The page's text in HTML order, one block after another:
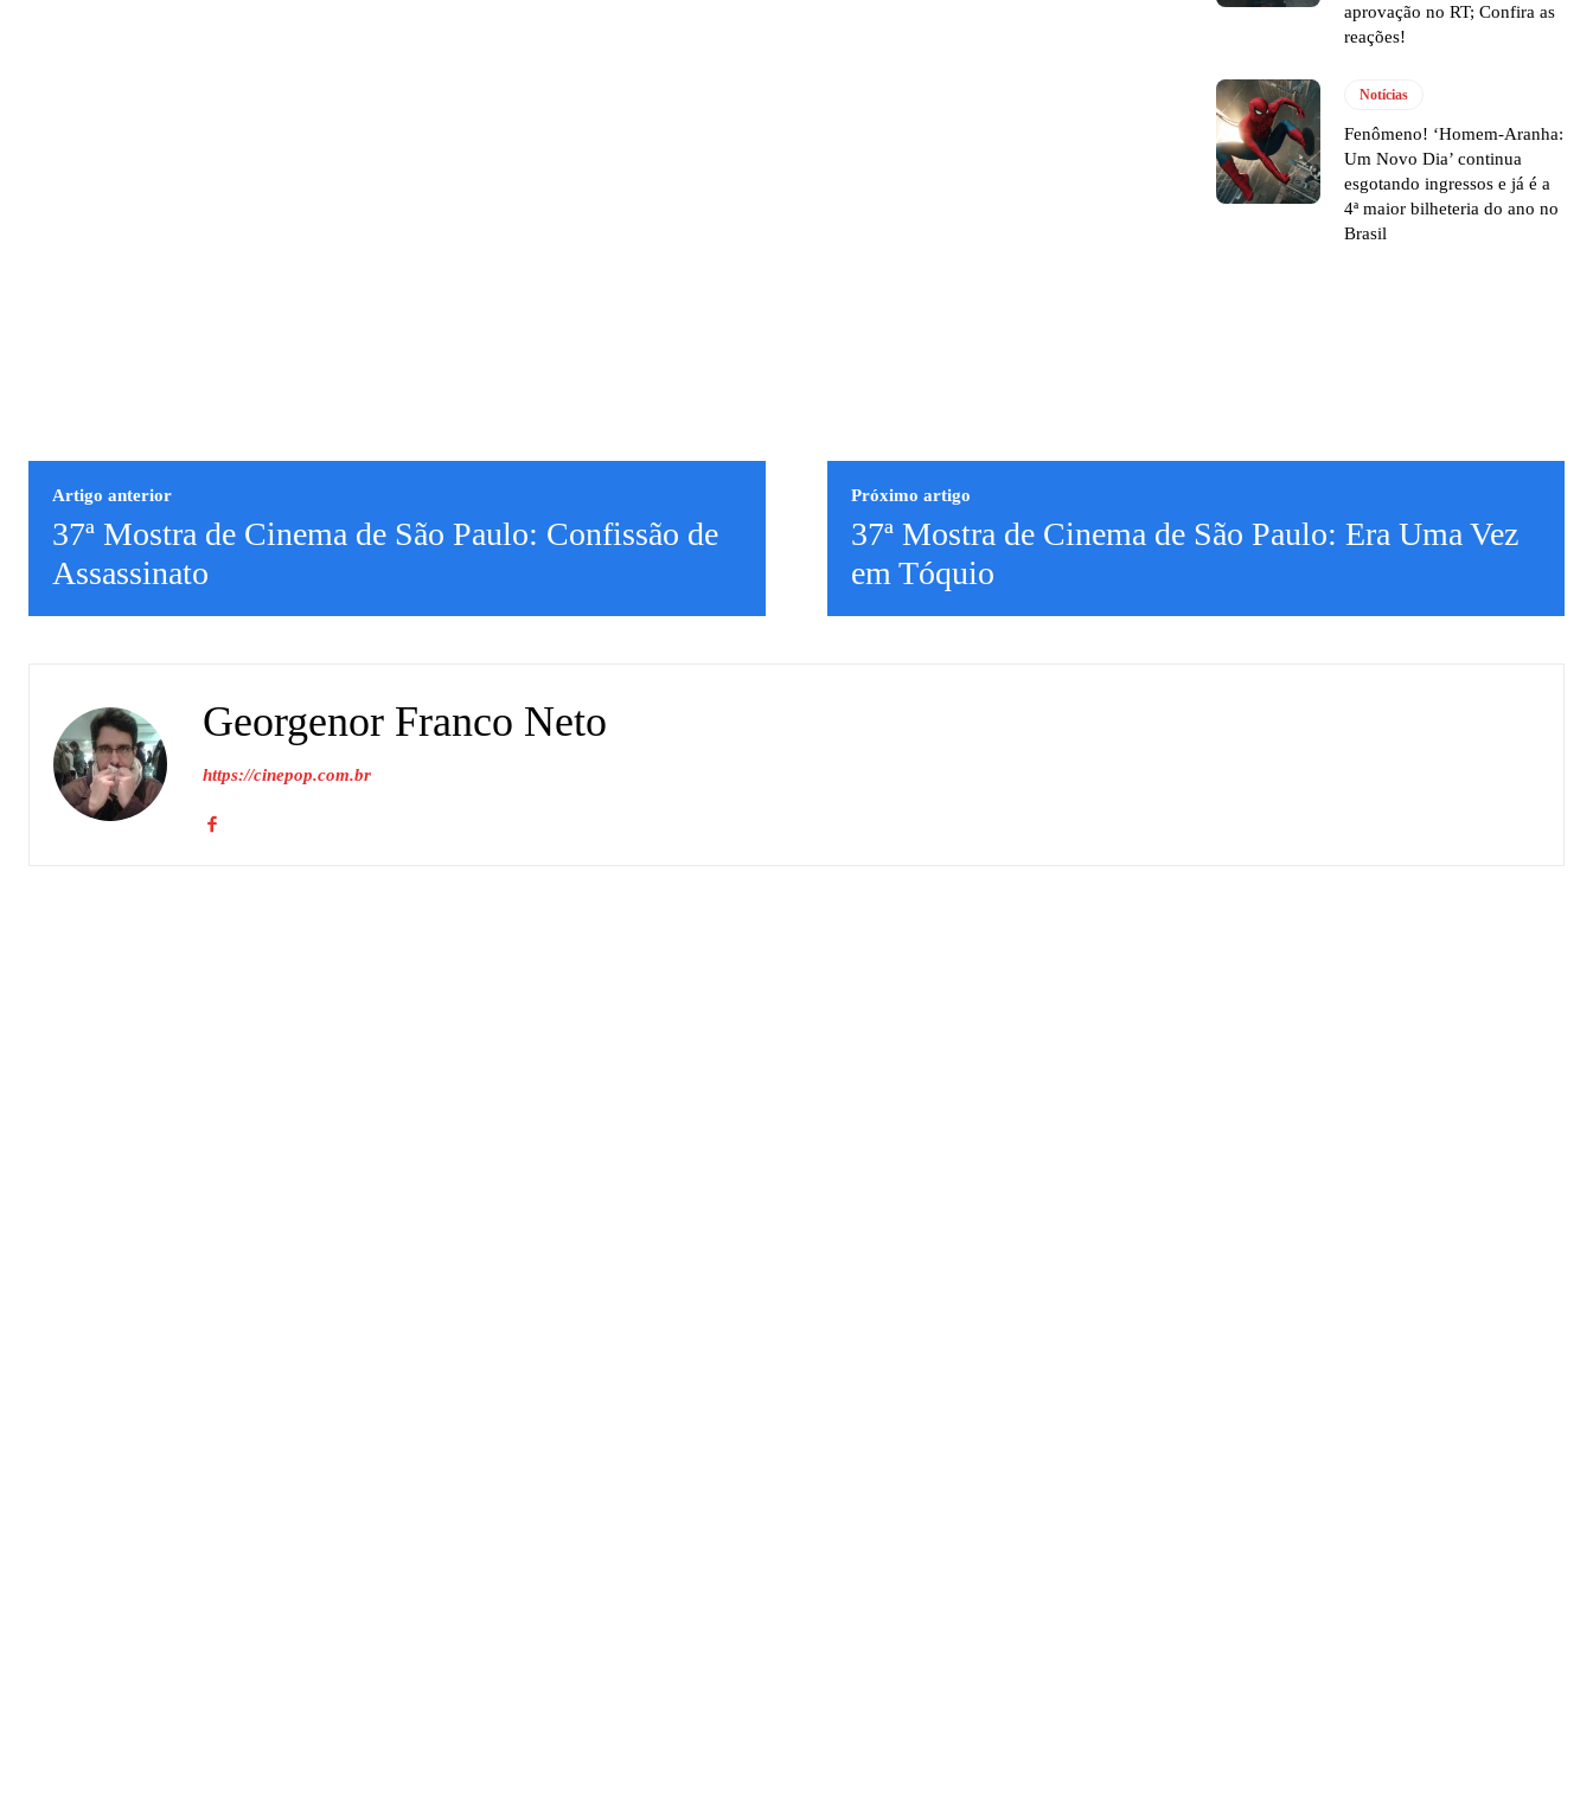
aprovação no RT; Confira as
reações!
Notícias
Fenômeno! ‘Homem-Aranha:
Um Novo Dia’ continua
esgotando ingressos e já é a
4ª maior bilheteria do ano no
Brasil
Artigo anterior
37ª Mostra de Cinema de São Paulo: Confissão de
Assassinato
Próximo artigo
37ª Mostra de Cinema de São Paulo: Era Uma Vez
em Tóquio
Georgenor Franco Neto
https://cinepop.com.br